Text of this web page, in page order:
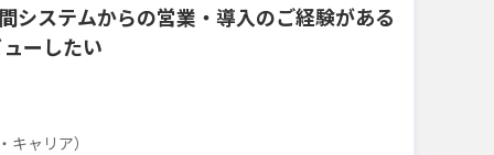
システムからの営業・導入のご経験がある
ーしたい
ャリア）